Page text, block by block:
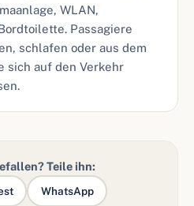
WLAN,
Passagiere
schlafen oder aus dem
sich auf den Verkehr
Teile ihn:
WhatsApp